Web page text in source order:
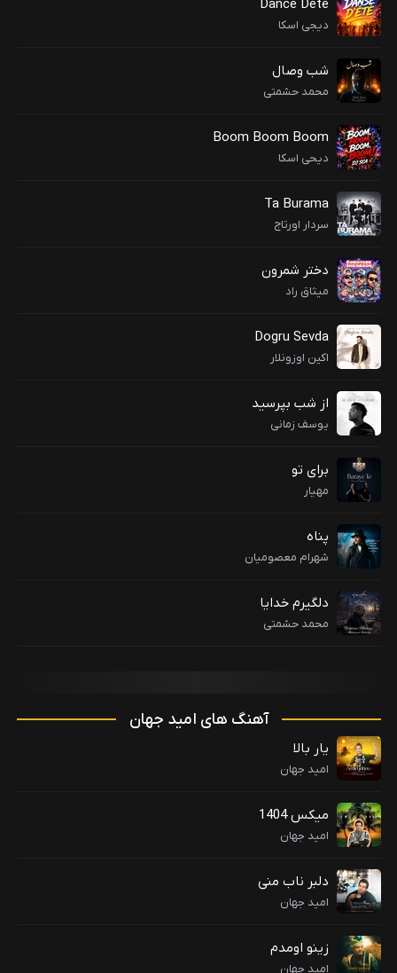
Dance Dete
دیجی اسکا
شب وصال
محمد حشمتی
Boom Boom Boom
دیحی اسکا
Ta Burama
سردار اورتاج
دختر شمرون
میثاق راد
Dogru Sevda
اکین اوزونلار
از شب بپرسید
یوسف زمانی
برای تو
مهیار
پناه
شهرام معصومیان
دلگیرم خدایا
محمد حشمتی
آهنگ های امید جهان
یار بالا
امید جهان
میکس 1404
امید جهان
دلبر ناب منی
امید جهان
زینو اومدم
امید جهان